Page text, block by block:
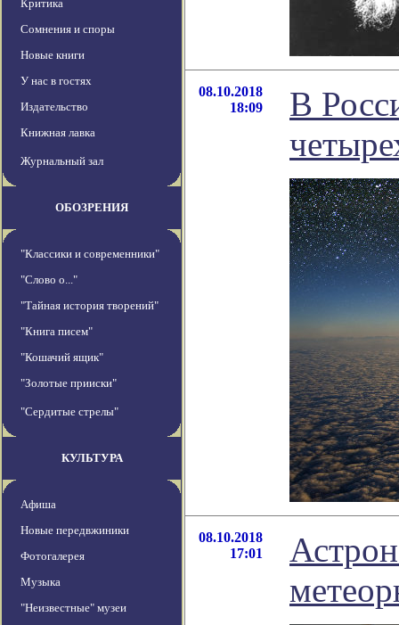
Критика
Сомнения и споры
Новые книги
У нас в гостях
Издательство
Книжная лавка
Журнальный зал
ОБОЗРЕНИЯ
"Классики и современники"
"Слово о..."
"Тайная история творений"
"Книга писем"
"Кошачий ящик"
"Золотые прииски"
"Сердитые стрелы"
КУЛЬТУРА
Афиша
Новые передвжиники
Фотогалерея
Музыка
"Неизвестные" музеи
08.10.2018
18:09
В
08.10.2018
17:01